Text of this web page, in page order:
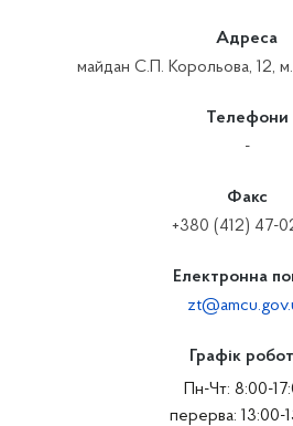
Адреса
майдан С.П. Корольова, 12,
Телефони
-
Факс
+380 (412) 47-
Електронна
Графік
Пн-Чт: 8:00-
перерва: 13:00-